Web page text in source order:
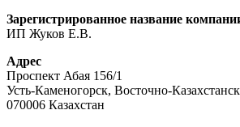
Зарегистрированное название
ИП Жуков Е.В.
Адрес
Проспект Абая 156/1
Усть-Каменогорск, Восточно-
070006 Казахстан